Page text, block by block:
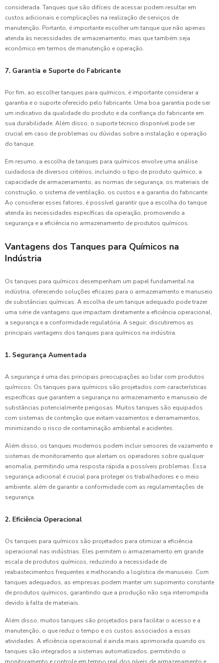
considerada. Tanques que são difíceis de acessar podem resultar em
custos adicionais e complicações na realização de serviços de
manutenção. Portanto, é importante escolher um tanque que não apenas
atenda às necessidades de armazenamento, mas que também seja
econômico em termos de manutenção e operação.
7. Garantia e Suporte do Fabricante
Por fim, ao escolher tanques para químicos, é importante considerar a
garantia e o suporte oferecido pelo fabricante. Uma boa garantia pode ser
um indicativo da qualidade do produto e da confiança do fabricante em
sua durabilidade. Além disso, o suporte técnico disponível pode ser
crucial em caso de problemas ou dúvidas sobre a instalação e operação
do tanque.
Em resumo, a escolha de tanques para químicos envolve uma análise
cuidadosa de diversos critérios, incluindo o tipo de produto químico, a
capacidade de armazenamento, as normas de segurança, os materiais de
construção, o sistema de ventilação, os custos e a garantia do fabricante.
Ao considerar esses fatores, é possível garantir que a escolha do tanque
atenda às necessidades específicas da operação, promovendo a
segurança e a eficiência no armazenamento de produtos químicos.
Vantagens dos Tanques para Químicos na
Indústria
Os tanques para químicos desempenham um papel fundamental na
indústria, oferecendo soluções eficazes para o armazenamento e manuseio
de substâncias químicas. A escolha de um tanque adequado pode trazer
uma série de vantagens que impactam diretamente a eficiência operacional,
a segurança e a conformidade regulatória. A seguir, discutiremos as
principais vantagens dos tanques para químicos na indústria.
1. Segurança Aumentada
A segurança é uma das principais preocupações ao lidar com produtos
químicos. Os tanques para químicos são projetados com características
específicas que garantem a segurança no armazenamento e manuseio de
substâncias potencialmente perigosas. Muitos tanques são equipados
com sistemas de contenção que evitam vazamentos e derramamentos,
minimizando o risco de contaminação ambiental e acidentes.
Além disso, os tanques modernos podem incluir sensores de vazamento e
sistemas de monitoramento que alertam os operadores sobre qualquer
anomalia, permitindo uma resposta rápida a possíveis problemas. Essa
segurança adicional é crucial para proteger os trabalhadores e o meio
ambiente, além de garantir a conformidade com as regulamentações de
segurança.
2. Eficiência Operacional
Os tanques para químicos são projetados para otimizar a eficiência
operacional nas indústrias. Eles permitem o armazenamento em grande
escala de produtos químicos, reduzindo a necessidade de
reabastecimentos frequentes e melhorando a logística de manuseio. Com
tanques adequados, as empresas podem manter um suprimento constante
de produtos químicos, garantindo que a produção não seja interrompida
devido à falta de materiais.
Além disso, muitos tanques são projetados para facilitar o acesso e a
manutenção, o que reduz o tempo e os custos associados a essas
atividades. A eficiência operacional é ainda mais aprimorada quando os
tanques são integrados a sistemas automatizados, permitindo o